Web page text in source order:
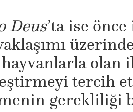
Deus’ta ise
olan
tercih
gerekliliği